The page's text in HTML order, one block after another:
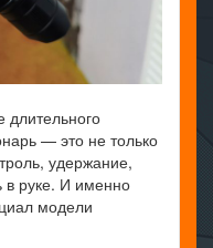
— это не только
удержание,
в руке. И именно
модели